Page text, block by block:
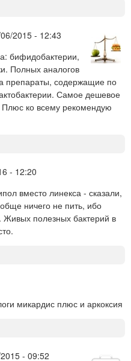
2015 - 12:43
бифидобактерии,
Полных аналогов
препараты, содержащие по
Самое дешевое
ко всему рекомендую
- 12:20
вместо линекса - сказали,
ничего не пить, ибо
Живых полезных бактерий в
микардис плюс и аркоксия
- 09:52